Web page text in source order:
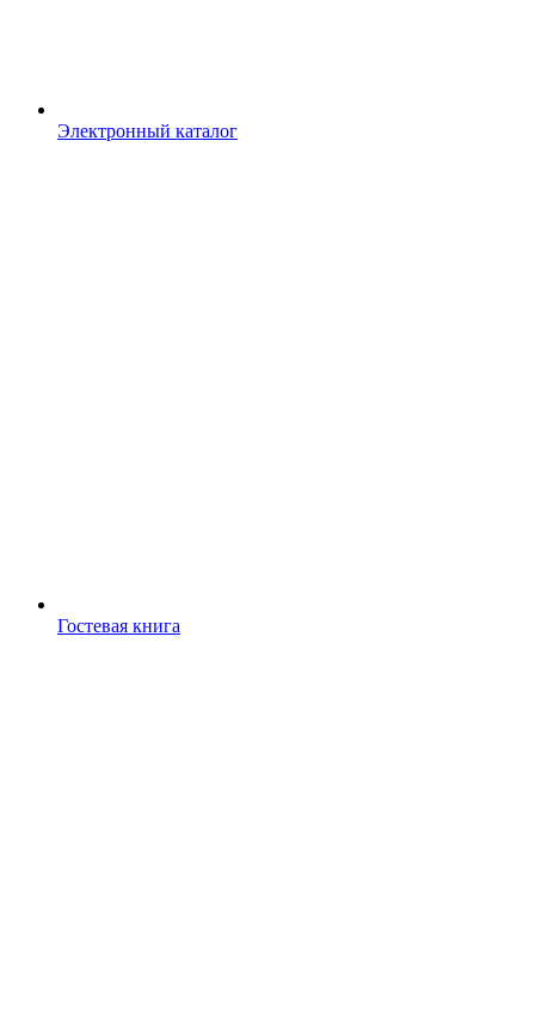
Электронный каталог
Гостевая книга